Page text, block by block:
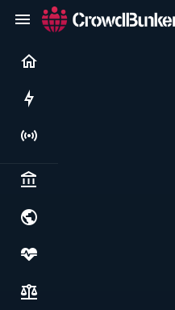
Live
Politics & institutions
Society, justice & freedoms